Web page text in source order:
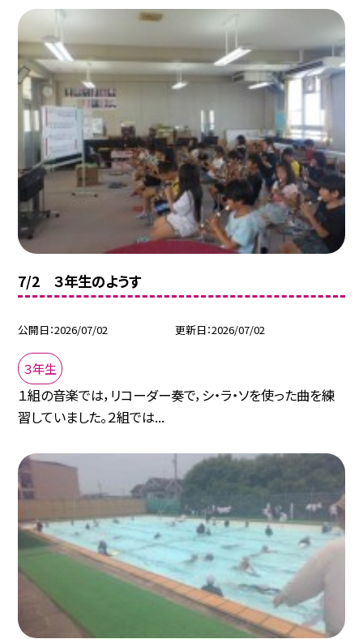
7/2 ３年生のようす
公開日 2026/07/02 更新日 2026/07/02
３年生
１組の音楽では，リコーダー奏で，シ・ラ・ソを使った曲を練
習していました。２組では...